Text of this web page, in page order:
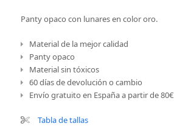
Panty opaco con lunares en color oro.
Material de la mejor calidad
Panty opaco
Material sin tóxicos
60 días de devolución o cambio
Envío gratuito en España a partir de 80€
Tabla de tallas